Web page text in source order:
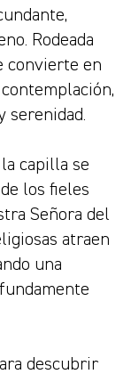
Rodeada
convierte en
serenidad.
capilla se
los fieles
Señora del
atraen
una
descubrir